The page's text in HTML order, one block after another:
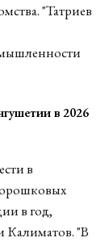
"Татриев
в 2026
в
в год,
Калиматов. "В